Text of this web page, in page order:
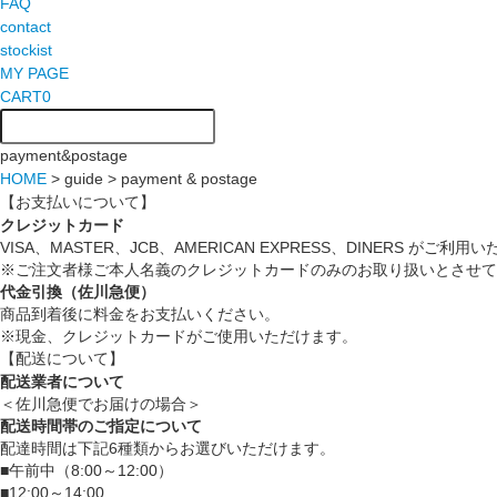
contact
stockist
MY PAGE
CART0
payment&postage
HOME > guide > payment & postage
【お支払いについて】
クレジットカード
VISA、MASTER、JCB、AMERICAN EXPRESS、DINERS がご利用い
※ご注文者様ご本人名義のクレジットカードのみのお取り扱いとさせて
代金引換（佐川急便）
商品到着後に料金をお支払いください。
※現金、クレジットカードがご使用いただけます。
【配送について】
配送業者について
＜佐川急便でお届けの場合＞
配送時間帯のご指定について
配達時間は下記6種類からお選びいただけます。
■午前中（8:00～12:00）
■12:00～14:00